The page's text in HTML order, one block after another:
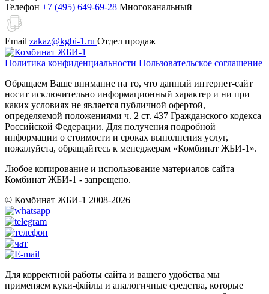
Телефон +7 (495) 649-69-28 Многоканальный
Email zakaz@kgbi-1.ru Отдел продаж
Политика конфиденциальности Пользовательское соглашение
Обращаем Ваше внимание на то, что данный интернет-сайт
носит исключительно информационный характер и ни при
каких условиях не является публичной офертой,
определяемой положениями ч. 2 ст. 437 Гражданского кодекса
Российской Федерации. Для получения подробной
информации о стоимости и сроках выполнения услуг,
пожалуйста, обращайтесь к менеджерам «Комбинат ЖБИ-1».
Любое копирование и использование материалов сайта
Комбинат ЖБИ-1 - запрещено.
© Комбинат ЖБИ-1 2008-2026
Для корректной работы сайта и вашего удобства мы
применяем куки-файлы и аналогичные средства, которые